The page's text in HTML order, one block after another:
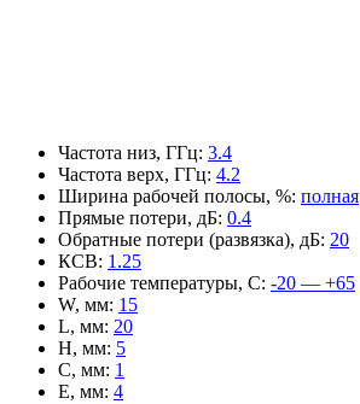
Частота низ, ГГц: 3.4
Частота верх, ГГц: 4.2
Ширина рабочей полосы, %: полная
Прямые потери, дБ: 0.4
Обратные потери (развязка), дБ: 20
КСВ: 1.25
Рабочие температуры, С: -20 — +65
W, мм: 15
L, мм: 20
H, мм: 5
C, мм: 1
E, мм: 4